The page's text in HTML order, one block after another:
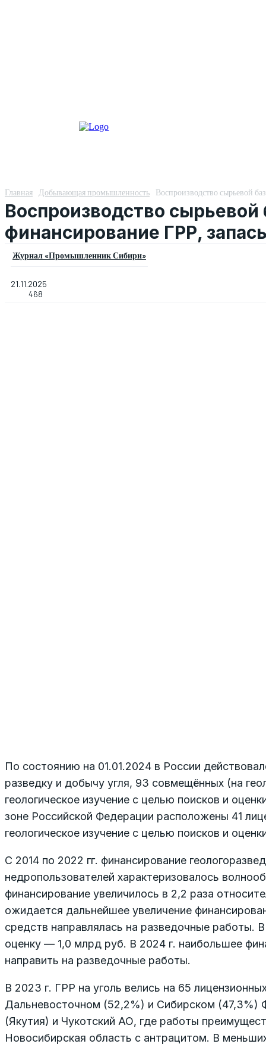
Главная Добывающая промышленность Воспроизводство сырьевой
Воспроизводство сырьевой
финансирование ГРР,
Журнал «Промышленник Сибири»
21.11.2025
468
По состоянию на 01.01.2024 в России
разведку и добычу угля, 93 совмещённых (на
геологическое изучение с целью поисков и
зоне Российской Федерации расположены 41
геологическое изучение с целью поисков и
С 2014 по 2022 гг. финансирование
недропользователей характеризовалось
финансирование увеличилось в 2,2 раза
ожидается дальнейшее увеличение
средств направлялась на разведочные работы.
оценку — 1,0 млрд руб. В 2024 г. наибольшее
направить на разведочные работы.
В 2023 г. ГРР на уголь велись на 65
Дальневосточном (52,2%) и Сибирском (47,3%)
(Якутия) и Чукотский АО, где работы
Новосибирская область с антрацитом. В